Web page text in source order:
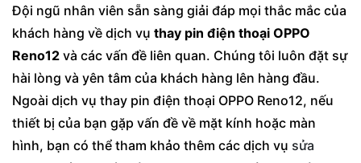
Đội ngũ nhân viên sẵn sàng giải đáp mọi thắc mắc của
khách hàng về dịch vụ thay pin điện thoại OPPO
Reno12 và các vấn đề liên quan. Chúng tôi luôn đặt sự
hài lòng và yên tâm của khách hàng lên hàng đầu.
Ngoài dịch vụ thay pin điện thoại OPPO Reno12, nếu
thiết bị của bạn gặp vấn đề về mặt kính hoặc màn
hình, bạn có thể tham khảo thêm các dịch vụ sửa